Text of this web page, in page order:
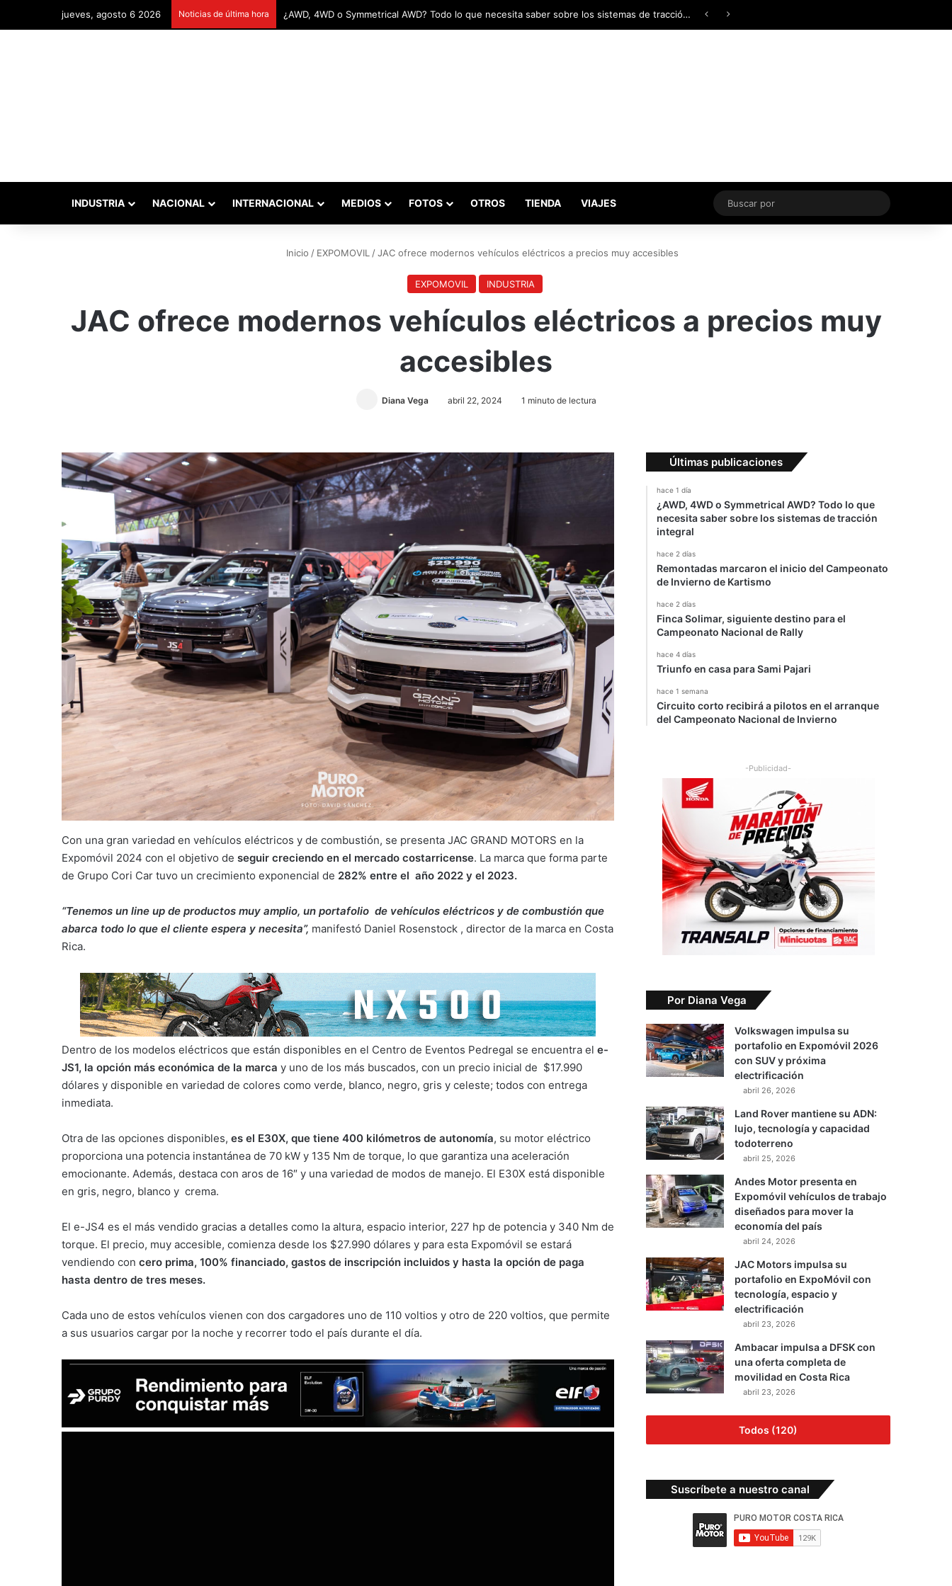
jueves, agosto 6 2026 Noticias de última hora Remontadas marcaron el inicio del Campeonato de Invierno de Kartismo
INDUSTRIA NACIONAL INTERNACIONAL MEDIOS FOTOS OTROS TIENDA VIAJES
Buscar
por
Inicio / EXPOMOVIL / JAC ofrece modernos vehículos eléctricos a precios muy accesibles
EXPOMOVIL INDUSTRIA
JAC ofrece modernos vehículos eléctricos a precios muy
accesibles
Diana Vega abril 22, 2024 1 minuto de lectura
Con una gran variedad en vehículos eléctricos y de combustión, se presenta JAC GRAND MOTORS en la
Expomóvil 2024 con el objetivo de seguir creciendo en el mercado costarricense. La marca que forma parte
de Grupo Cori Car tuvo un crecimiento exponencial de 282% entre el año 2022 y el 2023.
“Tenemos un line up de productos muy amplio, un portafolio de vehículos eléctricos y de combustión que
abarca todo lo que el cliente espera y necesita”, manifestó Daniel Rosenstock , director de la marca en Costa
Rica.
Dentro de los modelos eléctricos que están disponibles en el Centro de Eventos Pedregal se encuentra el e-
JS1, la opción más económica de la marca y uno de los más buscados, con un precio inicial de $17.990
dólares y disponible en variedad de colores como verde, blanco, negro, gris y celeste; todos con entrega
inmediata.
Otra de las opciones disponibles, es el E30X, que tiene 400 kilómetros de autonomía, su motor eléctrico
proporciona una potencia instantánea de 70 kW y 135 Nm de torque, lo que garantiza una aceleración
emocionante. Además, destaca con aros de 16″ y una variedad de modos de manejo. El E30X está disponible
en gris, negro, blanco y crema.
El e-JS4 es el más vendido gracias a detalles como la altura, espacio interior, 227 hp de potencia y 340 Nm de
torque. El precio, muy accesible, comienza desde los $27.990 dólares y para esta Expomóvil se estará
vendiendo con cero prima, 100% financiado, gastos de inscripción incluidos y hasta la opción de paga
hasta dentro de tres meses.
Cada uno de estos vehículos vienen con dos cargadores uno de 110 voltios y otro de 220 voltios, que permite
a sus usuarios cargar por la noche y recorrer todo el país durante el día.
Últimas publicaciones
hace 1 día
¿AWD, 4WD o Symmetrical AWD? Todo lo que
necesita saber sobre los sistemas de tracción
integral
hace 2 días
Remontadas marcaron el inicio del Campeonato
de Invierno de Kartismo
hace 2 días
Finca Solimar, siguiente destino para el
Campeonato Nacional de Rally
hace 4 días
Triunfo en casa para Sami Pajari
hace 1 semana
Circuito corto recibirá a pilotos en el arranque
del Campeonato Nacional de Invierno
-Publicidad-
Por Diana Vega
Volkswagen impulsa su
portafolio en Expomóvil 2026
con SUV y próxima
electrificación
abril 26, 2026
Land Rover mantiene su ADN:
lujo, tecnología y capacidad
todoterreno
abril 25, 2026
Andes Motor presenta en
Expomóvil vehículos de trabajo
diseñados para mover la
economía del país
abril 24, 2026
JAC Motors impulsa su
portafolio en ExpoMóvil con
tecnología, espacio y
electrificación
abril 23, 2026
Ambacar impulsa a DFSK con
una oferta completa de
movilidad en Costa Rica
abril 23, 2026
Todos (120)
Suscríbete a nuestro canal